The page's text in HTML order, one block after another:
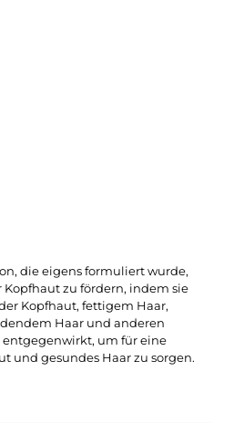
die eigens formuliert wurde,
zu fördern, indem sie
Kopfhaut, fettigem Haar,
Haar und anderen
um für eine
und gesundes Haar zu sorgen.